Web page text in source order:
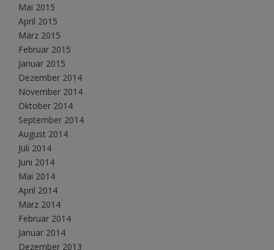
Mai 2015
April 2015
März 2015
Februar 2015
Januar 2015
Dezember 2014
November 2014
Oktober 2014
September 2014
August 2014
Juli 2014
Juni 2014
Mai 2014
April 2014
März 2014
Februar 2014
Januar 2014
Dezember 2013